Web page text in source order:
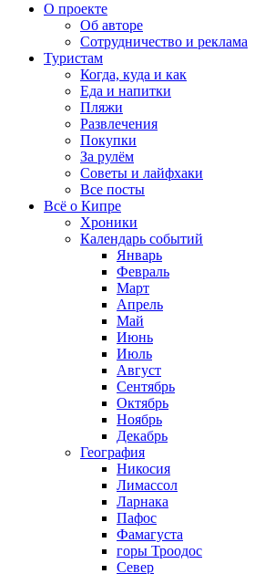
О проекте
Об авторе
Сотрудничество и реклама
Туристам
Когда, куда и как
Еда и напитки
Пляжи
Развлечения
Покупки
За рулём
Советы и лайфхаки
Все посты
Всё о Кипре
Хроники
Календарь событий
Январь
Февраль
Март
Апрель
Май
Июнь
Июль
Август
Сентябрь
Октябрь
Ноябрь
Декабрь
География
Никосия
Лимассол
Ларнака
Пафос
Фамагуста
горы Троодос
Север